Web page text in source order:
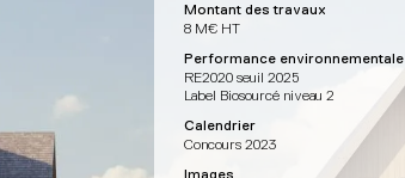
Montant des travaux
8 M€ HT
Performance environnementale
RE2020 seuil 2025
Label Biosourcé niveau 2
Calendrier
Concours 2023
Images